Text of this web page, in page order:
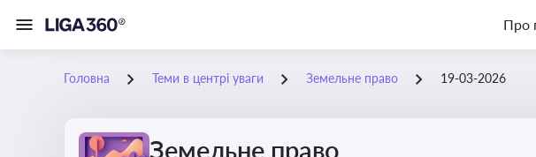
Про
Головна Теми в центрі уваги Земельне право 19-03-2026
Земельне право